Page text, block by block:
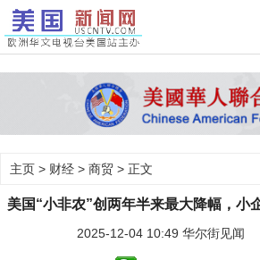
主页 > 财经 > 商贸 > 正文
美国“小非农”创两年半来最大降幅，小
2025-12-04 10:49 华尔街见